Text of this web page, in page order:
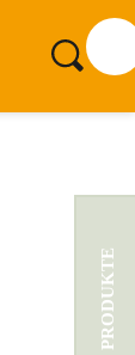
PRODUKTE